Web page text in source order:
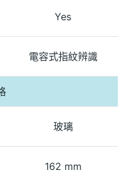
Yes
電容式指紋辨識
玻璃
162 mm